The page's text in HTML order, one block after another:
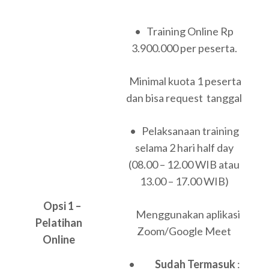
Opsi 1 –
Pelatihan
Online
• Training Online Rp
3.900.000 per peserta.
Minimal kuota 1 peserta
dan bisa request tanggal
• Pelaksanaan training
selama 2 hari half day
(08.00 – 12.00 WIB atau
13.00 – 17.00 WIB)
Menggunakan aplikasi
Zoom/Google Meet
• Sudah Termasuk :